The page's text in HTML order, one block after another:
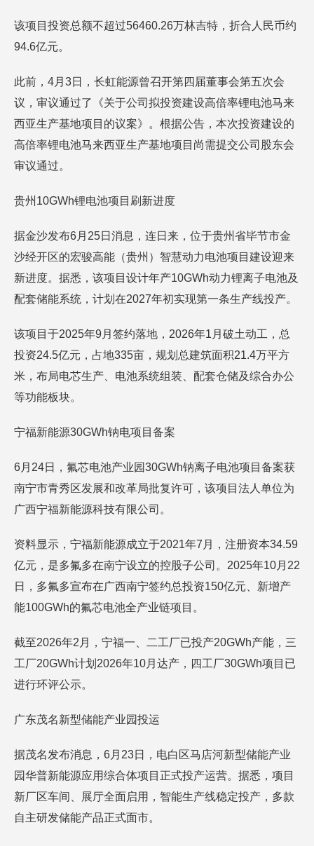
该项目投资总额不超过56460.26万林吉特，折合人民币约
94.6亿元。
此前，4月3日，长虹能源曾召开第四届董事会第五次会
议，审议通过了《关于公司拟投资建设高倍率锂电池马来
西亚生产基地项目的议案》。根据公告，本次投资建设的
高倍率锂电池马来西亚生产基地项目尚需提交公司股东会
审议通过。
贵州10GWh锂电池项目刷新进度
据金沙发布6月25日消息，连日来，位于贵州省毕节市金
沙经开区的宏骏高能（贵州）智慧动力电池项目建设迎来
新进度。据悉，该项目设计年产10GWh动力锂离子电池及
配套储能系统，计划在2027年初实现第一条生产线投产。
该项目于2025年9月签约落地，2026年1月破土动工，总
投资24.5亿元，占地335亩，规划总建筑面积21.4万平方
米，布局电芯生产、电池系统组装、配套仓储及综合办公
等功能板块。
宁福新能源30GWh钠电项目备案
6月24日，氟芯电池产业园30GWh钠离子电池项目备案获
南宁市青秀区发展和改革局批复许可，该项目法人单位为
广西宁福新能源科技有限公司。
资料显示，宁福新能源成立于2021年7月，注册资本34.59
亿元，是多氟多在南宁设立的控股子公司。2025年10月22
日，多氟多宣布在广西南宁签约总投资150亿元、新增产
能100GWh的氟芯电池全产业链项目。
截至2026年2月，宁福一、二工厂已投产20GWh产能，三
工厂20GWh计划2026年10月达产，四工厂30GWh项目已
进行环评公示。
广东茂名新型储能产业园投运
据茂名发布消息，6月23日，电白区马店河新型储能产业
园华普新能源应用综合体项目正式投产运营。据悉，项目
新厂区车间、展厅全面启用，智能生产线稳定投产，多款
自主研发储能产品正式面市。